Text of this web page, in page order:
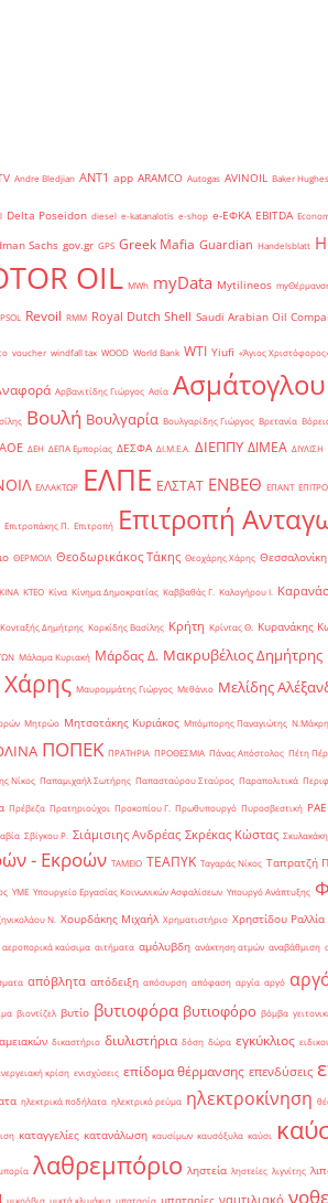
Andre Bledjian ANT1 app ARAMCO Autogas AVINOIL Baker Hughes
Delta Poseidon diesel e-katanalotis e-shop e-ΕΦΚΑ EBITDA
Sachs gov.gr GPS Greek Mafia Guardian Handelsblatt
OIL MWh myData Mytilineos
Revoil RMM Royal Dutch Shell Saudi Arabian Oil
voucher windfall tax WOOD World Bank WTI Yiufi «Άγιος
Αρβανιτίδης Γιώργος Ασία
Βουλή Βουλγαρία Βουλγαρίδης Γιώργος Βρετανία
ΔΕΗ ΔΕΠΑ Εμπορίας ΔΕΣΦΑ ΔΙ.Μ.Ε.Α. ΔΙΕΠΠΥ ΔΙΜΕΑ ΔΙΥΛΙΣΗ
ΕΛΛΑΚΤΩΡ ΕΛΠΕ ΕΛΣΤΑΤ ΕΝΒΕΘ ΕΠΑΝΤ
Επιτροπάκης Π. Επιτροπή Επιτροπή
ΘΕΡΜΟΙΛ Θεοδωρικάκος Τάκης Θεοχάρης Χάρης Θεσσαλονίκη
ΚΙΝΑ ΚΤΕΟ Κίνα Κίνημα Δημοκρατίας Καββαθάς Γ. Καλογήρου Ι.
Κονταξής Δημήτρης Κορκίδης Βασίλης Κρήτη Κρίντας Θ. Κυρανάκης
Μάλαμα Κυριακή Μάρδας Δ. Μακρυβέλιος Δημήτρης
Μαυρομμάτης Γιώργος Μεθάνιο Μελίδης
Μητρώο Μητσοτάκης Κυριάκος Μπόμπορης Παναγιώτης Ν.Μάκρη
ΠΟΠΕΚ ΠΡΑΤΗΡΙΑ ΠΡΟΘΕΣΜΙΑ Πάνας Απόστολος Πέτη
Νίκος Παπαμιχαήλ Σωτήρης Παπασταύρου Σταύρος Παραπολιτικά
Πρέβεζα Πρατηριούχοι Προκοπίου Γ. Πρωθυπουργό Πυροσβεστική ΡΑΕ
Σβίγκου Ρ. Σιάμισιης Ανδρέας Σκρέκας Κώστας
- Εκροών ΤΑΜΕΙΟ ΤΕΑΠΥΚ Ταγαράς Νίκος Ταπρατζή
ΥΜΕ Υπουργείο Εργασίας Κοινωνικών Ασφαλίσεων Υπουργό Ανάπτυξης
Ν. Χουρδάκης Μιχαήλ Χρηματιστήριο Χρηστίδου Ραλλία
αεροπορικά καύσιμα αιτήματα αμόλυβδη ανάκτηση ατμών αναβάθμιση
απόβλητα απόδειξη απόσυρση απόφαση αργία αργό
βιοντίζελ βυτίο βυτιοφόρα βυτιοφόρο βόμβα
δικαστήριο διυλιστήρια δόση δώρα εγκύκλιος
κρίση ενισχύσεις επίδομα θέρμανσης επενδύσεις
ηλεκτρικά ποδήλατα ηλεκτρικό ρεύμα ηλεκτροκίνηση
καταγγελίες κατανάλωση καυσίμων καυσόξυλα καύσι
λαθρεμπόριο ληστεία ληστείες λιγνίτης
μικρόβια μικτά κλιμάκια μπαταρία ναυτιλιακό